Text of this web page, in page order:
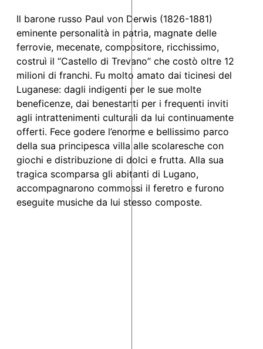
Il barone russo Paul von Derwis (1826-1881)
eminente personalità in patria, magnate delle
ferrovie, mecenate, compositore, ricchissimo,
costruì il “Castello di Trevano” che costò oltre 12
milioni di franchi. Fu molto amato dai ticinesi del
Luganese: dagli indigenti per le sue molte
beneficenze, dai benestanti per i frequenti inviti
agli intrattenimenti culturali da lui continuamente
offerti. Fece godere l’enorme e bellissimo parco
della sua principesca villa alle scolaresche con
giochi e distribuzione di dolci e frutta. Alla sua
tragica scomparsa gli abitanti di Lugano,
accompagnarono commossi il feretro e furono
eseguite musiche da lui stesso composte.